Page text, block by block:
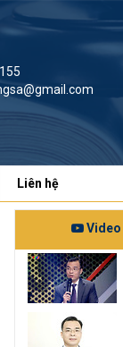
Liên hệ
Video